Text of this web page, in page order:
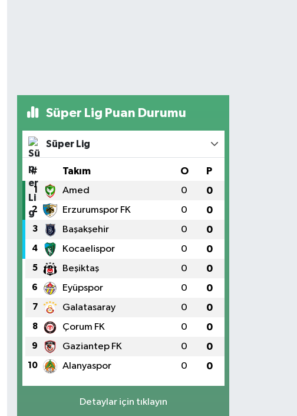
Süper Lig Puan Durumu
Süper Lig
# Takım O P
1 Amed 0 0
2 Erzurumspor FK 0 0
3 Başakşehir 0 0
4 Kocaelispor 0 0
5 Beşiktaş 0 0
6 Eyüpspor 0 0
7 Galatasaray 0 0
8 Çorum FK 0 0
9 Gaziantep FK 0 0
10 Alanyaspor 0 0
Detaylar için tıklayın